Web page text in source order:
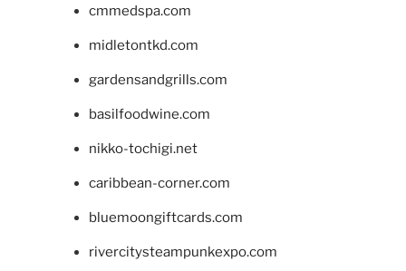
cmmedspa.com
midletontkd.com
gardensandgrills.com
basilfoodwine.com
nikko-tochigi.net
caribbean-corner.com
bluemoongiftcards.com
rivercitysteampunkexpo.com